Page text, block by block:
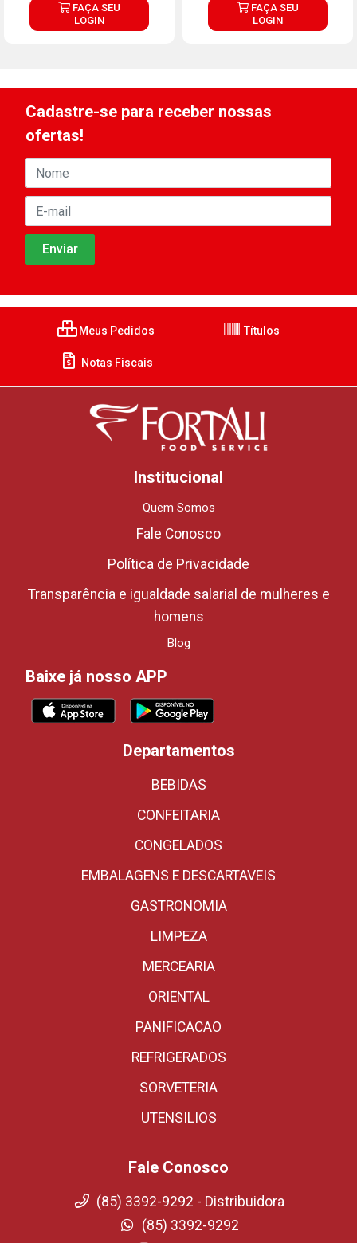
FAÇA SEU
LOGIN
FAÇA SEU
LOGIN
Cadastre-se para receber nossas
ofertas!
Meus Pedidos Títulos
Notas Fiscais
Institucional
Quem Somos
Fale Conosco
Política de Privacidade
Transparência e igualdade salarial de mulheres e
homens
Blog
Baixe já nosso APP
Departamentos
BEBIDAS
CONFEITARIA
CONGELADOS
EMBALAGENS E DESCARTAVEIS
GASTRONOMIA
LIMPEZA
MERCEARIA
ORIENTAL
PANIFICACAO
REFRIGERADOS
SORVETERIA
UTENSILIOS
Fale Conosco
(85) 3392-9292 - Distribuidora
(85) 3392-9292